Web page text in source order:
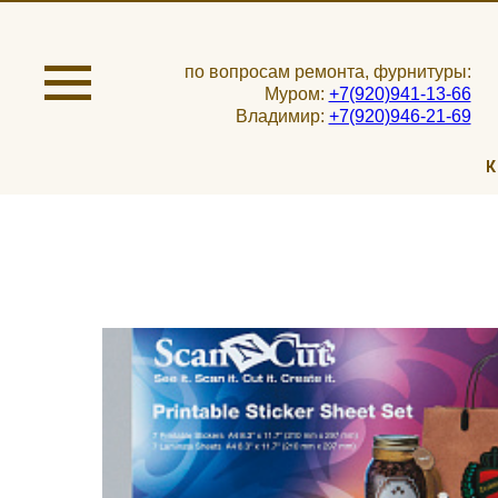
по вопросам ремонта, фурнитуры:
Муром: +7(920)941-13-66
Владимир: +7(920)946-21-69